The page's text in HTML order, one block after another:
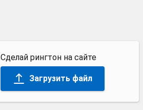
Сделай рингтон на сайте
Загрузить файл